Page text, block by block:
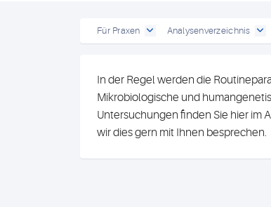
Für Praxen Analysenverzeichnis
In der Regel werden die
Mikrobiologische und
Untersuchungen finden Sie hier im
wir dies gern mit Ihnen besprechen.